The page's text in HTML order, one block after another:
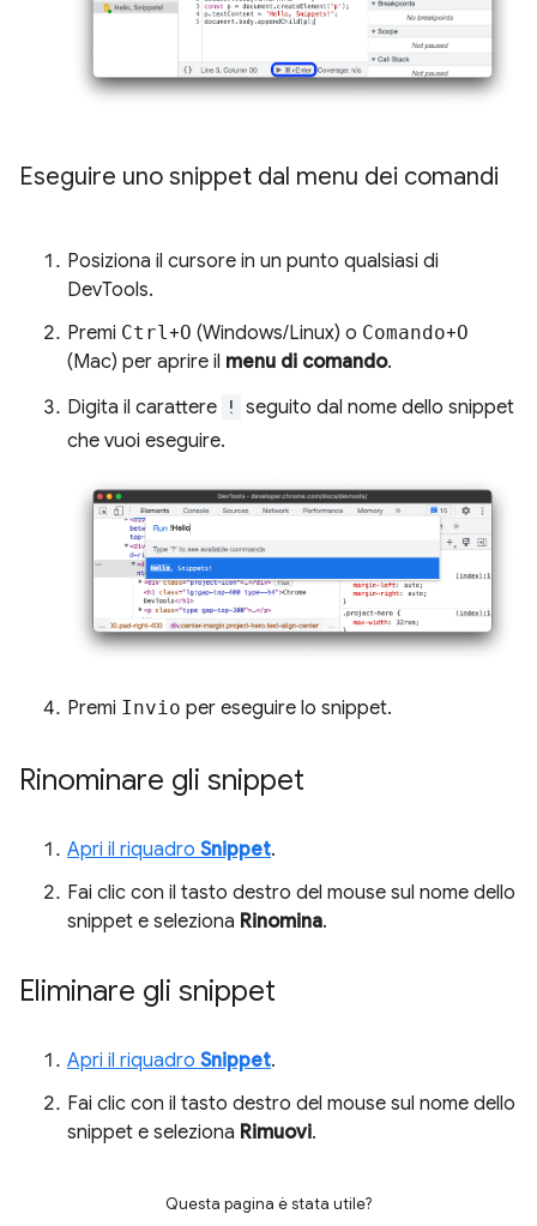
Eseguire uno snippet dal menu dei comandi
Posiziona il cursore in un punto qualsiasi di
DevTools.
Premi Ctrl +O (Windows/Linux) o Comando+O
(Mac) per aprire il menu di comando.
Digita il carattere ! seguito dal nome dello snippet
che vuoi eseguire.
Premi Invio per eseguire lo snippet.
Rinominare gli snippet
Apri il riquadro Snippet.
Fai clic con il tasto destro del mouse sul nome dello
snippet e seleziona Rinomina.
Eliminare gli snippet
Apri il riquadro Snippet.
Fai clic con il tasto destro del mouse sul nome dello
snippet e seleziona Rimuovi.
Questa pagina è stata utile?